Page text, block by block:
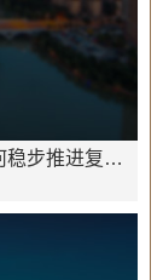
朱为民：：加强科学防控疫情的同时如何稳步推进复工复产？